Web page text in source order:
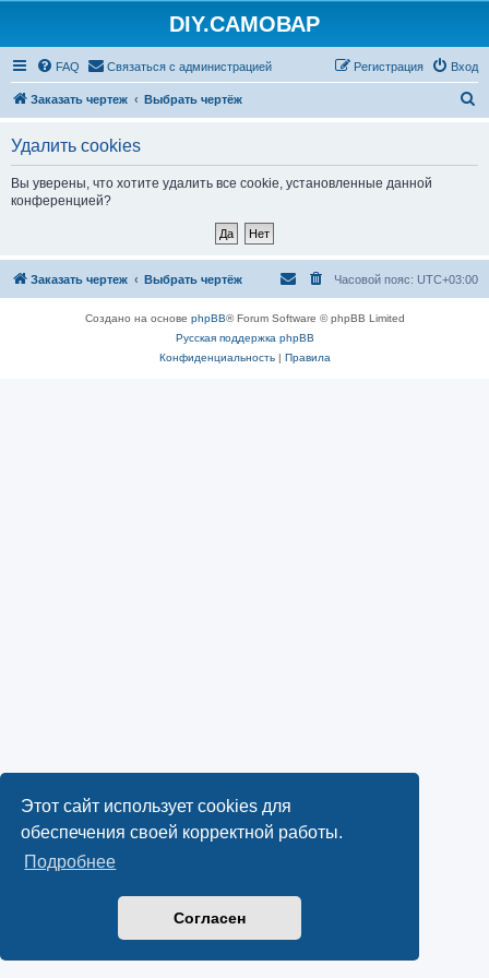
Этот сайт использует cookies для
обеспечения своей корректной работы.
Подробнее
Согласен
DIY.САМОВАР
FAQ Связаться с администрацией Вход
Регистрация
Заказать чертеж Выбрать чертёж
Удалить cookies
Вы уверены, что хотите удалить все cookie, установленные данной
конференцией?
Заказать чертеж Выбрать чертёж Часовой пояс: UTC+03:00
Создано на основе phpBB® Forum Software © phpBB Limited
Русская поддержка phpBB
Конфиденциальность| Правила